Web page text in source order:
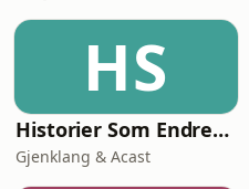
HS
Historier Som Endret Verden
Gjenklang & Acast